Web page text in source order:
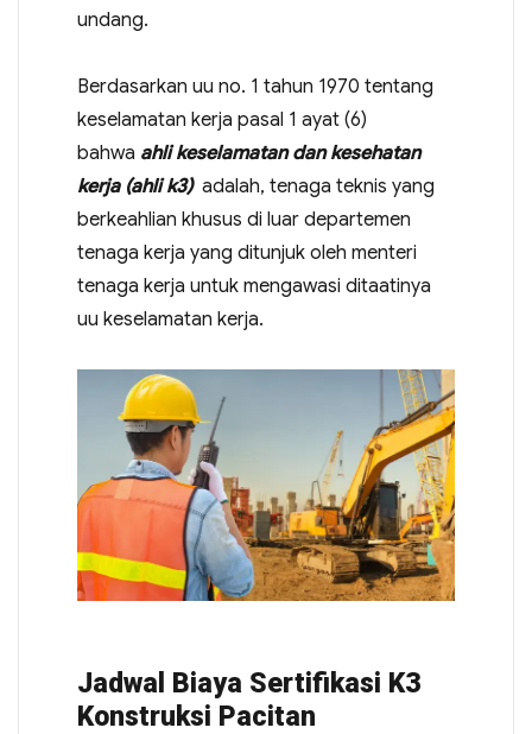
undang.
Berdasarkan uu no. 1 tahun 1970 tentang
keselamatan kerja pasal 1 ayat (6)
bahwa ahli keselamatan dan kesehatan
kerja (ahli k3)adalah, tenaga teknis yang
berkeahlian khusus di luar departemen
tenaga kerja yang ditunjuk oleh menteri
tenaga kerja untuk mengawasi ditaatinya
uu keselamatan kerja.
Jadwal Biaya Sertifikasi K3
Konstruksi Pacitan